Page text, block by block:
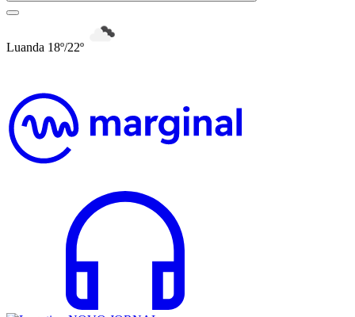
Luanda 18º/22º